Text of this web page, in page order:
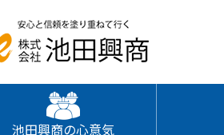
池田興商の心意気